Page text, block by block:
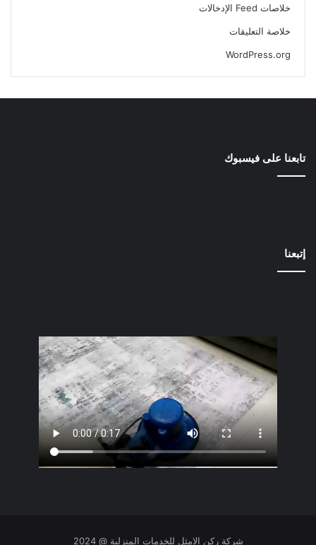
خلاصات Feed الإدخالات
خلاصة التعليقات
WordPress.org
تابعنا على فيسبوك
إتبعنا
شركة ركن الامثل للخدمات المنزلية @ 2024